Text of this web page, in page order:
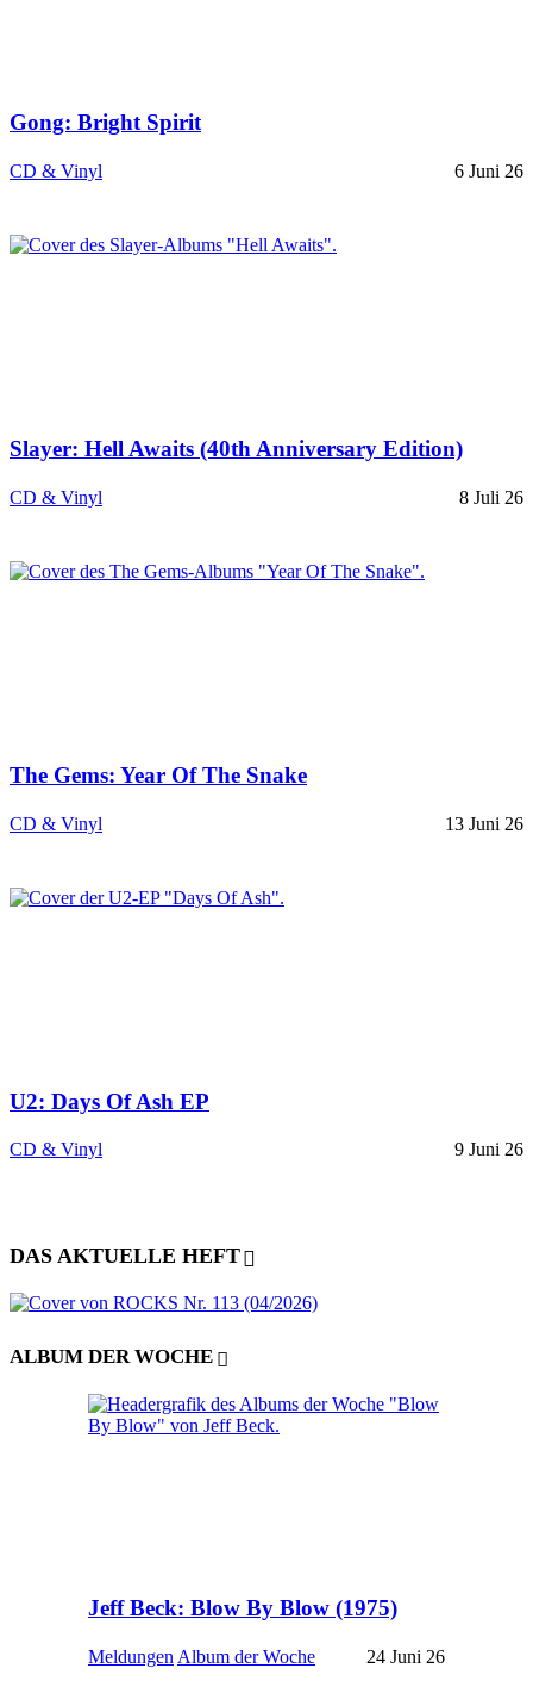
Gong: Bright Spirit
CD & Vinyl 6 Juni 26
Slayer: Hell Awaits (40th Anniversary Edition)
CD & Vinyl 8 Juli 26
The Gems: Year Of The Snake
CD & Vinyl 13 Juni 26
U2: Days Of Ash EP
CD & Vinyl 9 Juni 26
DAS AKTUELLE HEFT
ALBUM DER WOCHE
Jeff Beck: Blow By Blow (1975)
Meldungen Album der Woche 24 Juni 26